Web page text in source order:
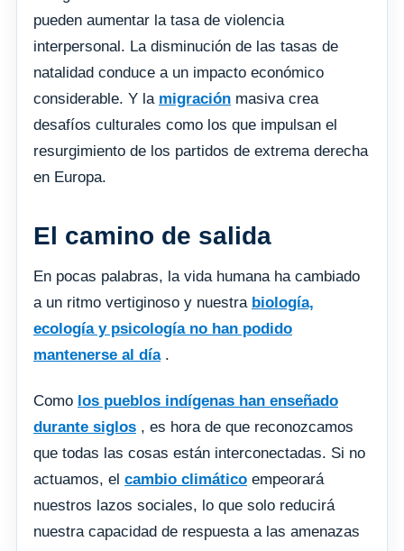
pueden aumentar la tasa de violencia
interpersonal. La disminución de las tasas de
natalidad conduce a un impacto económico
considerable. Y la migración masiva crea
desafíos culturales como los que impulsan el
resurgimiento de los partidos de extrema derecha
en Europa.
El camino de salida
En pocas palabras, la vida humana ha cambiado
a un ritmo vertiginoso y nuestra biología,
ecología y psicología no han podido
mantenerse al día.
Como los pueblos indígenas han enseñado
durante siglos , es hora de que reconozcamos
que todas las cosas están interconectadas. Si no
actuamos, el cambio climático empeorará
nuestros lazos sociales, lo que solo reducirá
nuestra capacidad de respuesta a las amenazas